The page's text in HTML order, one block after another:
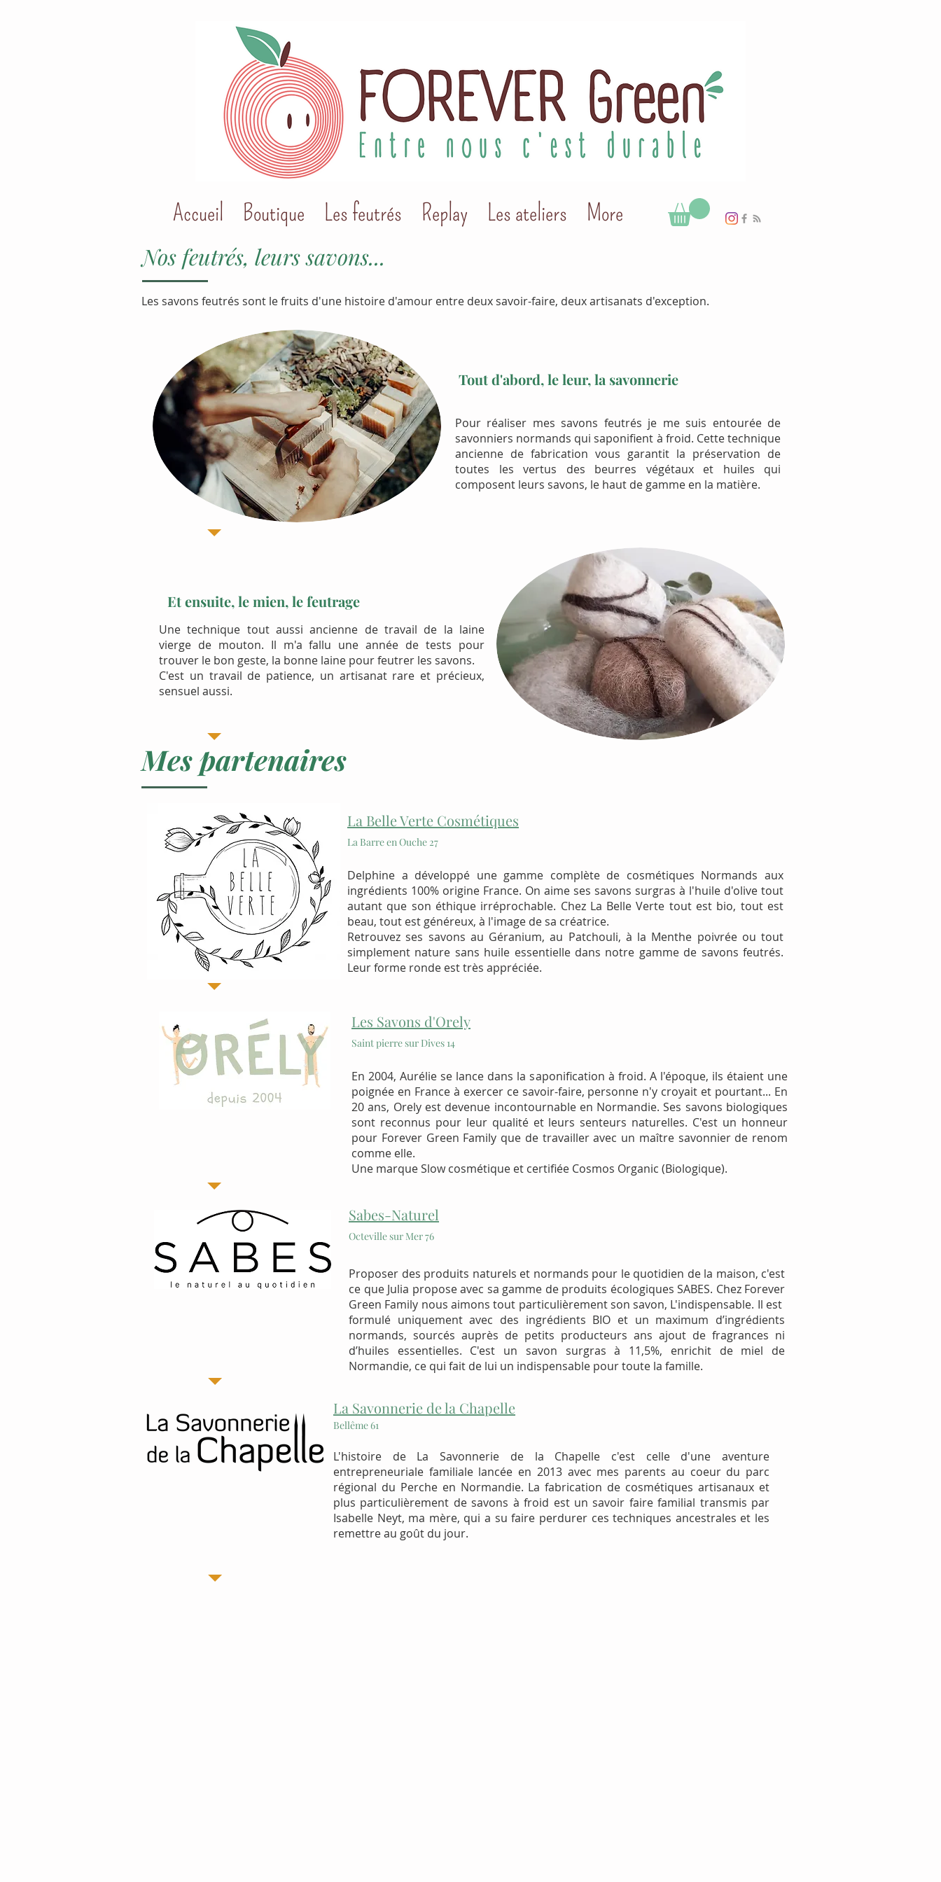
Accueil Boutique Les feutrés Replay Les ateliers More
Nos feutrés, leurs savons...
Les savons feutrés sont le fruits d'une histoire d'amour entre deux savoir-faire, deux artisanats d'exception.
Tout d'abord, le leur, la savonnerie
Pour réaliser mes savons feutrés je me suis entourée de
savonniers normands qui saponifient à froid. Cette technique
ancienne de fabrication vous garantit la préservation de
toutes les vertus des beurres végétaux et huiles qui
composent leurs savons, le haut de gamme en la matière.
Et ensuite, le mien, le feutrage
Une technique tout aussi ancienne de travail de la laine
vierge de mouton. Il m'a fallu une année de tests pour
trouver le bon geste, la bonne laine pour feutrer les savons.
C'est un travail de patience, un artisanat rare et précieux,
sensuel aussi.
Mes partenaires
La Belle Verte Cosmétiques
La Barre en Ouche 27
Delphine a développé une gamme complète de cosmétiques Normands aux
ingrédients 100% origine France. On aime ses savons surgras à l'huile d'olive tout
autant que son éthique irréprochable. Chez La Belle Verte tout est bio, tout est
beau, tout est généreux, à l'image de sa créatrice.
Retrouvez ses savons au Géranium, au Patchouli, à la Menthe poivrée ou tout
simplement nature sans huile essentielle dans notre gamme de savons feutrés.
Leur forme ronde est très appréciée.
Les Savons d'Orely
Saint pierre sur Dives 14
En 2004, Aurélie se lance dans la saponification à froid. A l'époque, ils étaient une
poignée en France à exercer ce savoir-faire, personne n'y croyait et pourtant... En
20 ans, Orely est devenue incontournable en Normandie. Ses savons biologiques
sont reconnus pour leur qualité et leurs senteurs naturelles. C'est un honneur
pour Forever Green Family que de travailler avec un maître savonnier de renom
comme elle.
Une marque Slow cosmétique et certifiée Cosmos Organic (Biologique).
Sabes-Naturel
Octeville sur Mer 76
Proposer des produits naturels et normands pour le quotidien de la maison, c'est
ce que Julia propose avec sa gamme de produits écologiques SABES. Chez Forever
Green Family nous aimons tout particulièrement son savon, L'indispensable. Il est
formulé uniquement avec des ingrédients BIO et un maximum d’ingrédients
normands, sourcés auprès de petits producteurs ans ajout de fragrances ni
d’huiles essentielles. C'est un savon surgras à 11,5%, enrichit de miel de
Normandie, ce qui fait de lui un indispensable pour toute la famille.
La Savonnerie de la Chapelle
Bellême 61
L'histoire de La Savonnerie de la Chapelle c'est celle d'une aventure
entrepreneuriale familiale lancée en 2013 avec mes parents au coeur du parc
régional du Perche en Normandie. La fabrication de cosmétiques artisanaux et
plus particulièrement de savons à froid est un savoir faire familial transmis par
Isabelle Neyt, ma mère, qui a su faire perdurer ces techniques ancestrales et les
remettre au goût du jour.